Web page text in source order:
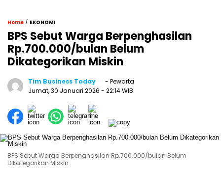
Home / EKONOMI
BPS Sebut Warga Berpenghasilan
Rp.700.000/bulan Belum
Dikategorikan Miskin
Tim Business Today
- Pewarta
Jumat, 30 Januari 2026 - 22:14 WIB
BPS Sebut Warga Berpenghasilan Rp.700.000/bulan Belum
Dikategorikan Miskin